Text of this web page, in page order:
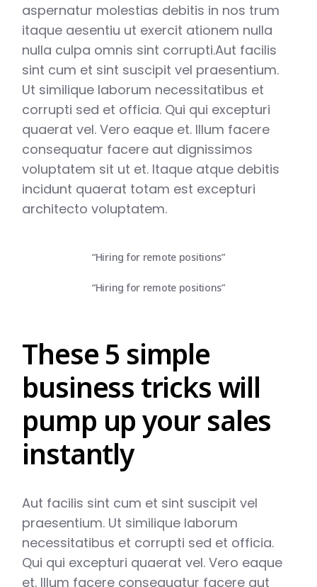
aspernatur molestias debitis in nos trum
itaque aesentiu ut exercit ationem nulla
nulla culpa omnis sint corrupti.Aut facilis
sint cum et sint suscipit vel praesentium.
Ut similique laborum necessitatibus et
corrupti sed et officia. Qui qui excepturi
quaerat vel. Vero eaque et. Illum facere
consequatur facere aut dignissimos
voluptatem sit ut et. Itaque atque debitis
incidunt quaerat totam est excepturi
architecto voluptatem.
“Hiring for remote positions”
“Hiring for remote positions”
These 5 simple
business tricks will
pump up your sales
instantly
Aut facilis sint cum et sint suscipit vel
praesentium. Ut similique laborum
necessitatibus et corrupti sed et officia.
Qui qui excepturi quaerat vel. Vero eaque
et. Illum facere consequatur facere aut